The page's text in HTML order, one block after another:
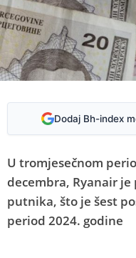
Dodaj Bh-index
U tromjesečnom
decembra, Ryanair
putnika, što je šest
period 2024. godine